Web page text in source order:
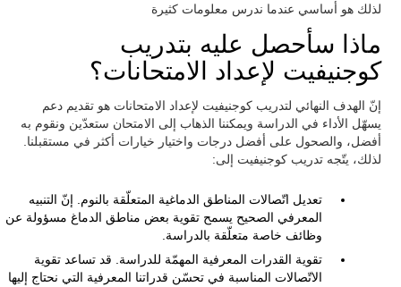
لذلك هو أساسي عندما ندرس معلومات كثيرة
ماذا سأحصل عليه بتدريب
كوجنيفيت لإعداد الامتحانات؟
إنّ الهدف النهائي لتدريب كوجنيفيت لإعداد الامتحانات هو تقديم دعم
يسهّل الأداء في الدراسة ويمكننا الذهاب إلى الامتحان ستعدّين ونقوم به
أفضل، والصحول على أفضل درجات واختيار خيارات أكثر في مستقبلنا.
لذلك، يتّجه تدريب كوجنيفيت إلى:
تعديل اتّصالات المناطق الدماغية المتعلّقة بالنوم. إنّ التنبيه
المعرفي الصحيح يسمح تقوية بعض مناطق الدماغ مسؤولة عن
وظائف خاصة متعلّقة بالدراسة.
تقوية القدرات المعرفية المهمّة للدراسة. قد تساعد تقوية
الاتّصالات المناسبة في تحسّن قدراتنا المعرفية التي نحتاج إليها